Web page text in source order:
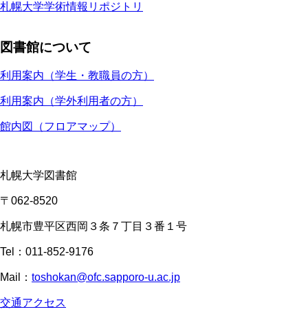
札幌大学学術情報リポジトリ
図書館について
利用案内（学生・教職員の方）
利用案内（学外利用者の方）
館内図（フロアマップ）
札幌大学図書館
〒062-8520
札幌市豊平区西岡３条７丁目３番１号
Tel：011-852-9176
Mail： toshokan@ofc.sapporo-u.ac.jp
交通アクセス